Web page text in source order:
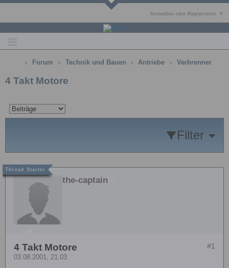
Anmelden oder Registrieren
Forum Technik und Bauen Antriebe Verbrenner
4 Takt Motore
Filter
the-captain
#1
4 Takt Motore
03.08.2001, 21:03